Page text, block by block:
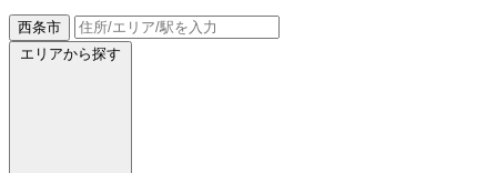
西条市
エリアから探す